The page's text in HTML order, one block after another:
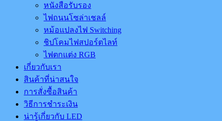
หนังสือรับรอง
ไฟถนนโซล่าเชลล์
หม้อแปลงไฟ Switching
ชิปโคมไฟสปอร์ตไลท์
ไฟตกแต่ง RGB
เกี่ยวกับเรา
สินค้าที่น่าสนใจ
การสั่งซื้อสินค้า
วิธีการชำระเงิน
น่ารู้เกี่ยวกับ LED